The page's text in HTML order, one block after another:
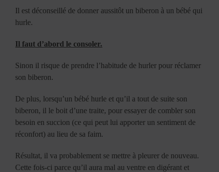
Il est déconseillé de donner aussitôt un biberon à un bébé qui
hurle.
Il faut d’abord le consoler.
Sinon il risque de prendre l’habitude de hurler pour réclamer
son biberon.
De plus, lorsqu’un bébé hurle et qu’il a tout de suite son
biberon, il le boit d’une traite, pour essayer de combler son
besoin en succion (ce qui peut lui apporter un sentiment de
réconfort) au lieu de sa faim.
Résultat, il va probablement se mettre à pleurer de nouveau.
Cette fois-ci parce qu’il aura mal au ventre en digérant et